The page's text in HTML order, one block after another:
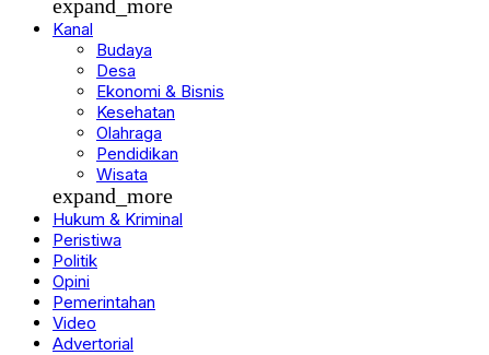
expand_more
Kanal
Budaya
Desa
Ekonomi & Bisnis
Kesehatan
Olahraga
Pendidikan
Wisata
expand_more
Hukum & Kriminal
Peristiwa
Politik
Opini
Pemerintahan
Video
Advertorial